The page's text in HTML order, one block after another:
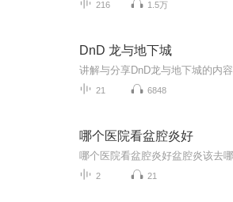
216 1.5万
DnD 龙与地下城
讲解与分享DnD龙与地下城的内容
21 6848
哪个医院看盆腔炎好
2 21